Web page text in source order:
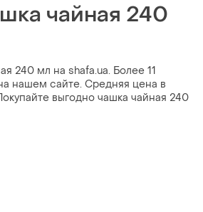
чайная 240
240 мл на shafa.ua. Более 11
нашем сайте. Средняя цена в
выгодно чашка чайная 240